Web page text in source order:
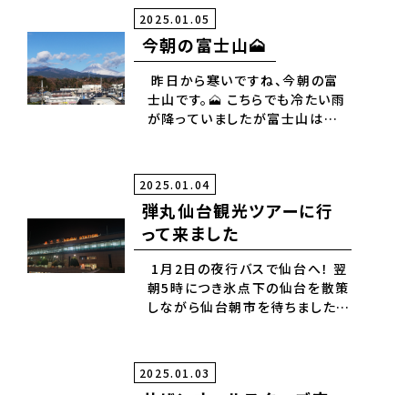
✨
2025.01.05
今朝の富士山🗻
昨日から寒いですね、今朝の富
士山です。🗻 こちらでも冷たい雨
が降っていましたが富士山は雪❄️
2025.01.04
弾丸仙台観光ツアーに行
って来ました
1月2日の夜行バスで仙台へ！ 翌
朝5時につき氷点下の仙台を散策
しながら仙台朝市を待ちましたが
日本三景松島へ！ 遊覧船や瑞巌
寺やグルメで牡蠣バーガーや生
2025.01.03